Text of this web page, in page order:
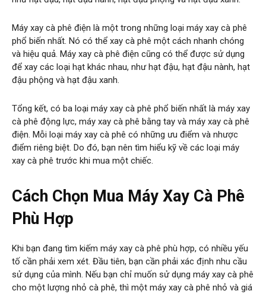
Máy xay cà phê điện là một trong những loại máy xay cà phê
phổ biến nhất. Nó có thể xay cà phê một cách nhanh chóng
và hiệu quả. Máy xay cà phê điện cũng có thể được sử dụng
để xay các loại hạt khác nhau, như hạt đậu, hạt đậu nành, hạt
đậu phộng và hạt đậu xanh.
Tổng kết, có ba loại máy xay cà phê phổ biến nhất là máy xay
cà phê động lực, máy xay cà phê bằng tay và máy xay cà phê
điện. Mỗi loại máy xay cà phê có những ưu điểm và nhược
điểm riêng biệt. Do đó, bạn nên tìm hiểu kỹ về các loại máy
xay cà phê trước khi mua một chiếc.
Cách Chọn Mua Máy Xay Cà Phê
Phù Hợp
Khi bạn đang tìm kiếm máy xay cà phê phù hợp, có nhiều yếu
tố cần phải xem xét. Đầu tiên, bạn cần phải xác định nhu cầu
sử dụng của mình. Nếu bạn chỉ muốn sử dụng máy xay cà phê
cho một lượng nhỏ cà phê, thì một máy xay cà phê nhỏ và giá